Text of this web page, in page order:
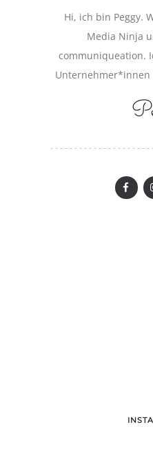
Hi, ich bin Peggy.
Media Ninja
communiqueation.
Unternehmer*innen